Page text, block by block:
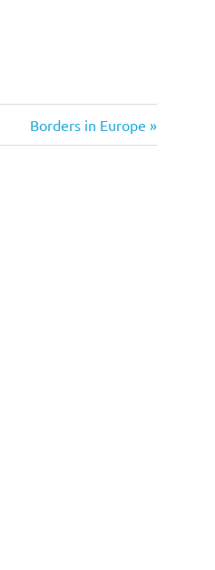
Nächster
Beitrag:
Borders in Europe